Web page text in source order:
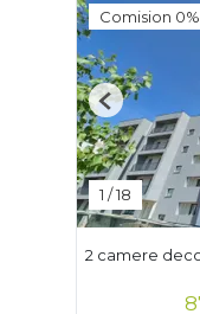
Comision 0%
1 /18
Previous
2 camere